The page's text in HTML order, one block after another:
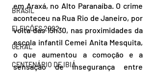
BRASIL
ELEIÇÕES 2022
GERAL
CENTENÁRIO DE IBIÁ
em Araxá, no Alto Paranaíba. O crime
aconteceu na Rua Rio de Janeiro, por
volta das 15h30, nas proximidades da
escola infantil Cemei Anita Mesquita,
o que aumentou a comoção e a
sensação de insegurança entre